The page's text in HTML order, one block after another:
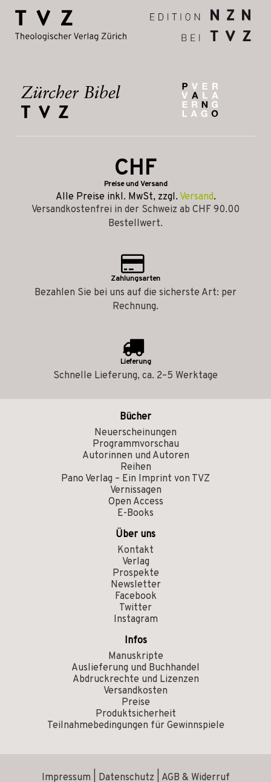
CHF
Preise und Versand
Alle Preise inkl. MwSt, zzgl. Versand.
Versandkostenfrei in der Schweiz ab CHF 90.00
Bestellwert.
Zahlungsarten
Bezahlen Sie bei uns auf die sicherste Art: per
Rechnung.
Lieferung
Schnelle Lieferung, ca. 2–5 Werktage
Bücher
Neuerscheinungen
Programmvorschau
Autorinnen und Autoren
Reihen
Pano Verlag – Ein Imprint von TVZ
Vernissagen
Open Access
E-Books
Über uns
Kontakt
Verlag
Prospekte
Newsletter
Facebook
Twitter
Instagram
Infos
Manuskripte
Auslieferung und Buchhandel
Abdruckrechte und Lizenzen
Versandkosten
Preise
Produktsicherheit
Teilnahmebedingungen für Gewinnspiele
Impressum Datenschutz AGB & Widerruf